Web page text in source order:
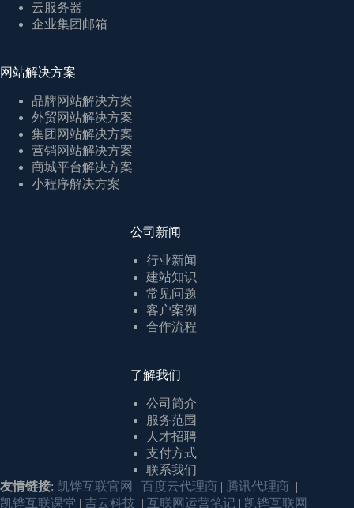
云服务器
企业集团邮箱
网站解决方案
品牌网站解决方案
外贸网站解决方案
集团网站解决方案
营销网站解决方案
商城平台解决方案
小程序解决方案
公司新闻
行业新闻
建站知识
常见问题
客户案例
合作流程
了解我们
公司简介
服务范围
人才招聘
支付方式
联系我们
友情链接: 凯铧互联官网 | 百度云代理商 | 腾讯代理商 |
凯铧互联课堂 | 吉云科技 | 互联网运营笔记 | 凯铧互联网